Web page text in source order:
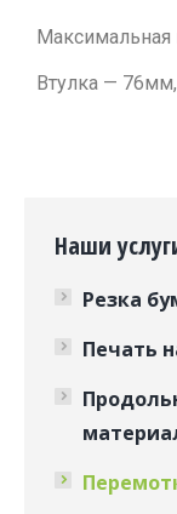
Втулка —
Наши
Резка
Печать